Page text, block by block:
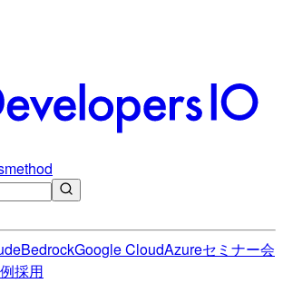
BedrockGoogle CloudAzureセミナー会
採用